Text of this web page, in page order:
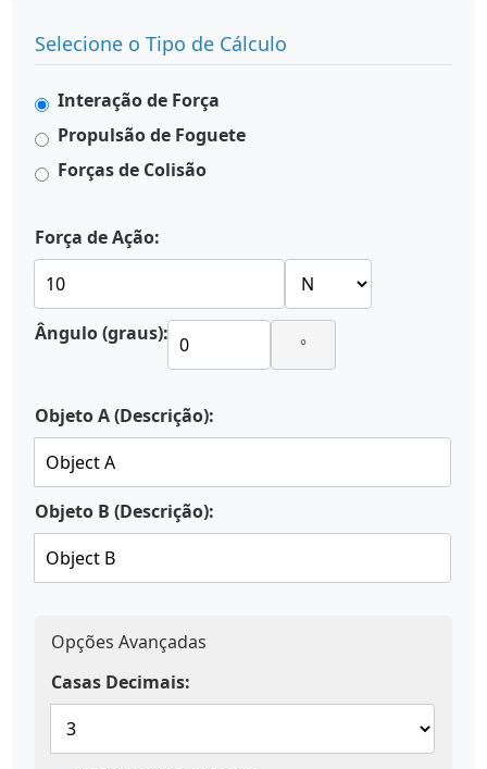
Selecione o Tipo de Cálculo
Interação de Força
Propulsão de Foguete
Forças de Colisão
Força de Ação:
Ângulo (graus): °
Objeto A (Descrição):
Objeto B (Descrição):
Opções Avançadas
Casas Decimais: